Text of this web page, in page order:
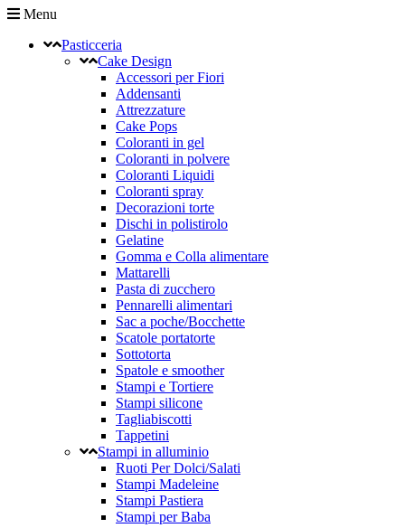
Menu
Pasticceria
Cake Design
Accessori per Fiori
Addensanti
Attrezzature
Cake Pops
Coloranti in gel
Coloranti in polvere
Coloranti Liquidi
Coloranti spray
Decorazioni torte
Dischi in polistirolo
Gelatine
Gomma e Colla alimentare
Mattarelli
Pasta di zucchero
Pennarelli alimentari
Sac a poche/Bocchette
Scatole portatorte
Sottotorta
Spatole e smoother
Stampi e Tortiere
Stampi silicone
Tagliabiscotti
Tappetini
Stampi in alluminio
Ruoti Per Dolci/Salati
Stampi Madeleine
Stampi Pastiera
Stampi per Baba